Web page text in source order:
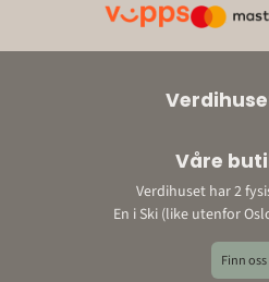
Ski: Bråtenveien
Bergen:
E-post:
Våre
Verdihuset har 2
En i Ski (like utenfor
Finn oss